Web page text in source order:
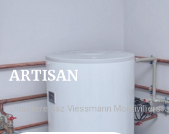
ARTISAN
chaudière gaz Viessmann Montivilliers